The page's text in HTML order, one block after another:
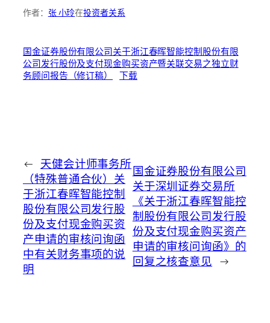
作者： 张 小玲在投资者关系
国金证券股份有限公司关于浙江春晖智能控制股份有限
公司发行股份及支付现金购买资产暨关联交易之独立财
务顾问报告（修订稿）
下载
← 天健会计师事务所
（特殊普通合伙）关
于浙江春晖智能控制
股份有限公司发行股
份及支付现金购买资
产申请的审核问询函
中有关财务事项的说
明
国金证券股份有限公司
关于深圳证券交易所
《关于浙江春晖智能控
制股份有限公司发行股
份及支付现金购买资产
申请的审核问询函》的
回复之核查意见 →